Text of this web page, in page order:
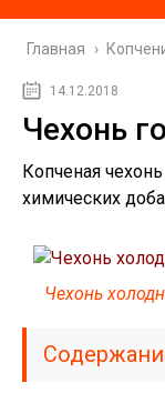
Главная ›
14.12.2018
Чехонь
Копченая
химических
Чехонь